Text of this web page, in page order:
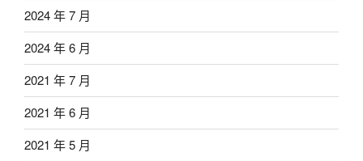
2024 年 7 月
2024 年 6 月
2021 年 7 月
2021 年 6 月
2021 年 5 月